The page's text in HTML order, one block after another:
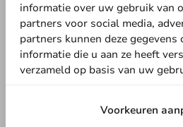
Best verkocht
Populaire rode koffiebeker
180cc/7oz - 2.500st.
180cc / 7oz
informatie over uw gebruik van
partners voor social media,
partners kunnen deze gegevens
informatie die u aan ze heeft
verzameld op basis van uw
Voorkeuren